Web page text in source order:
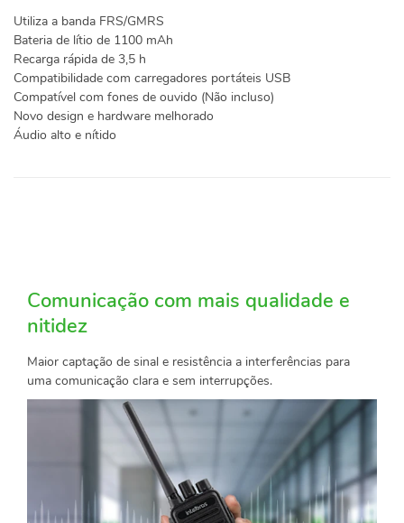
Utiliza a banda FRS/GMRS
Bateria de lítio de 1100 mAh
Recarga rápida de 3,5 h
Compatibilidade com carregadores portáteis USB
Compatível com fones de ouvido (Não incluso)
Novo design e hardware melhorado
Áudio alto e nítido
Comunicação com mais qualidade e
nitidez
Maior captação de sinal e resistência a interferências para
uma comunicação clara e sem interrupções.